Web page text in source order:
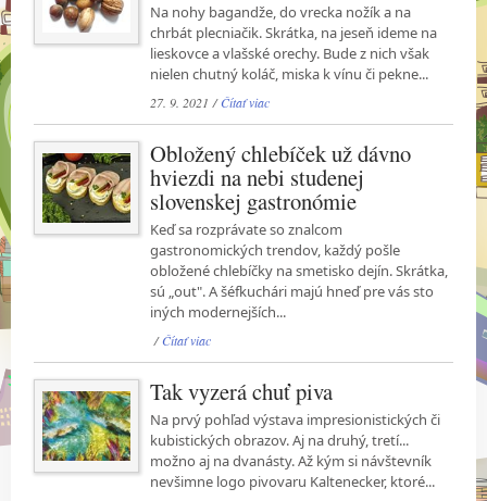
Na nohy bagandže, do vrecka nožík a na
chrbát plecniačik. Skrátka, na jeseň ideme na
lieskovce a vlašské orechy. Bude z nich však
nielen chutný koláč, miska k vínu či pekne...
27. 9. 2021 /Čítať viac
Obložený chlebíček už dávno
hviezdi na nebi studenej
slovenskej gastronómie
Keď sa rozprávate so znalcom
gastronomických trendov, každý pošle
obložené chlebíčky na smetisko dejín. Skrátka,
sú „out". A šéfkuchári majú hneď pre vás sto
iných modernejších...
/Čítať viac
Tak vyzerá chuť piva
Na prvý pohľad výstava impresionistických či
kubistických obrazov. Aj na druhý, tretí...
možno aj na dvanásty. Až kým si návštevník
nevšimne logo pivovaru Kaltenecker, ktoré...